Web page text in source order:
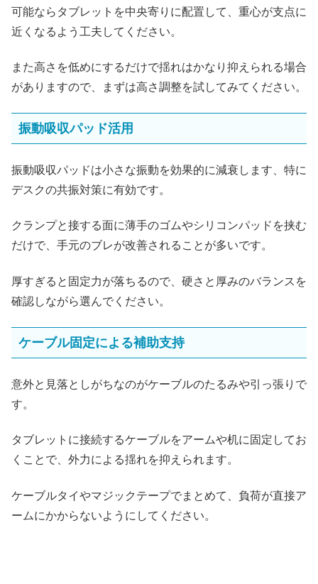
可能ならタブレットを中央寄りに配置して、重心が支点に
近くなるよう工夫してください。
また高さを低めにするだけで揺れはかなり抑えられる場合
がありますので、まずは高さ調整を試してみてください。
振動吸収パッド活用
振動吸収パッドは小さな振動を効果的に減衰します、特に
デスクの共振対策に有効です。
クランプと接する面に薄手のゴムやシリコンパッドを挟む
だけで、手元のブレが改善されることが多いです。
厚すぎると固定力が落ちるので、硬さと厚みのバランスを
確認しながら選んでください。
ケーブル固定による補助支持
意外と見落としがちなのがケーブルのたるみや引っ張りで
す。
タブレットに接続するケーブルをアームや机に固定してお
くことで、外力による揺れを抑えられます。
ケーブルタイやマジックテープでまとめて、負荷が直接ア
ームにかからないようにしてください。